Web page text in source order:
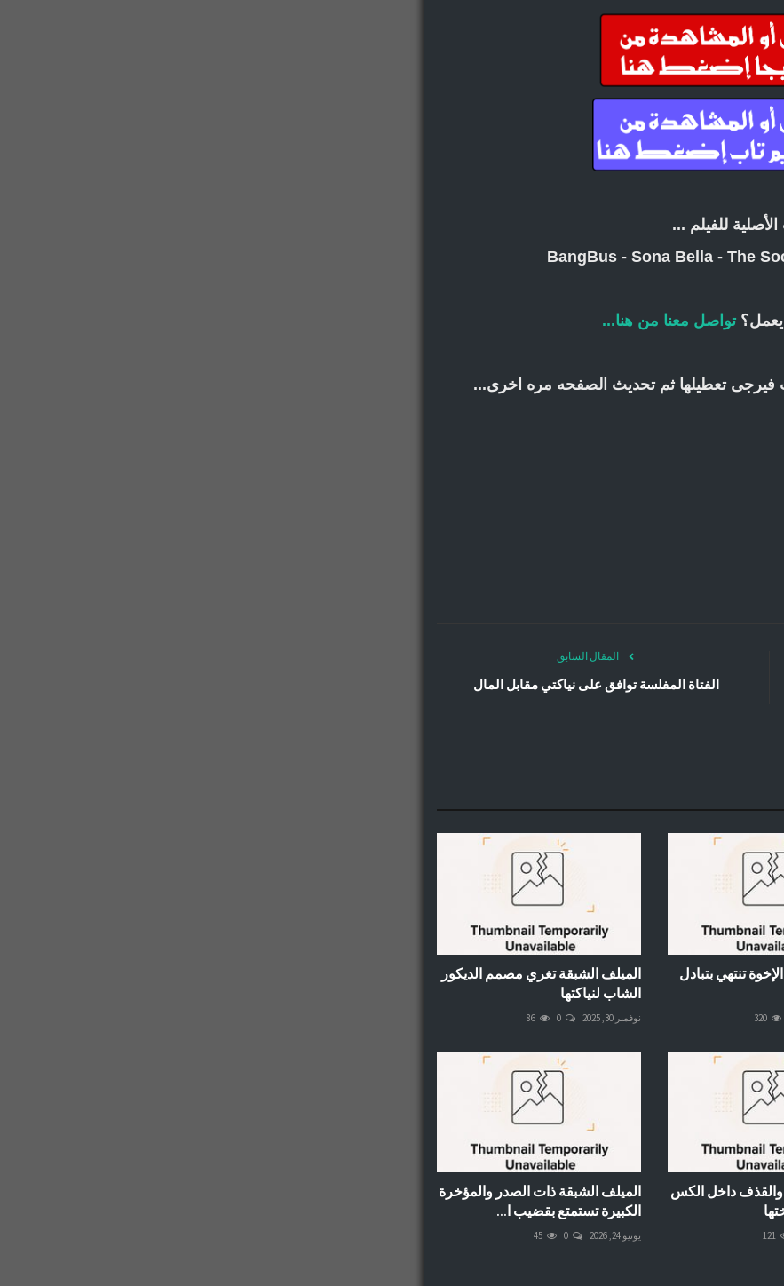
للفيلم ...
BangBus - Sona Bella - The
تواصل معنا من هنا...
فيرجى تعطيلها ثم تحديث الصفحه مره اخرى...
المقال السابق
الفتاة المفلسة توافق على نياكتي مقابل المال
تنتهي بتبادل
320
الميلف الشبقة تغري مصمم الديكور
الشاب لنياكتها
نوفمبر 30, 2025 0
86
داخل الكس
121
الميلف الشبقة ذات الصدر والمؤخرة
الكبيرة تستمتع بقضيب ا...
يونيو 24, 2026 0
45